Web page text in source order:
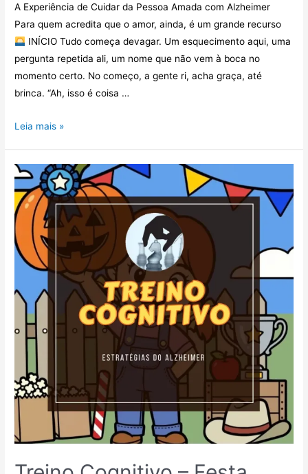
A Experiência de Cuidar da Pessoa Amada com Alzheimer
Para quem acredita que o amor, ainda, é um grande recurso
INÍCIO Tudo começa devagar. Um esquecimento aqui, uma
pergunta repetida ali, um nome que não vem à boca no
momento certo. No começo, a gente ri, acha graça, até
brinca. “Ah, isso é coisa …
Leia mais »